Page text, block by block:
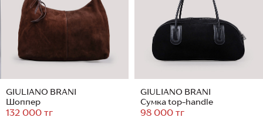
GIULIANO BRANI
Шоппер
132 000 тг
GIULIANO BRANI
Сумка top-handle
98 000 тг